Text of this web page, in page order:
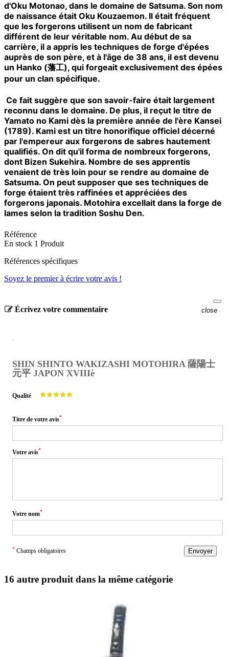
d'Oku Motonao, dans le domaine de Satsuma. Son nom
de naissance était Oku Kouzaemon. Il était fréquent
que les forgerons utilisent un nom de fabricant
différent de leur véritable nom. Au début de sa
carrière, il a appris les techniques de forge d'épées
auprès de son père, et à l'âge de 38 ans, il est devenu
un Hanko (藩工), qui forgeait exclusivement des épées
pour un clan spécifique.
Ce fait suggère que son savoir-faire était largement
reconnu dans le domaine. De plus, il reçut le titre de
Yamato no Kami dès la première année de l'ère Kansei
(1789). Kami est un titre honorifique officiel décerné
par l'empereur aux forgerons de sabres hautement
qualifiés. On dit qu'il forma de nombreux forgerons,
dont Bizen Sukehira. Nombre de ses apprentis
venaient de très loin pour se rendre au domaine de
Satsuma. On peut supposer que ses techniques de
forge étaient très raffinées et appréciées des
forgerons japonais. Motohira excellait dans la forge de
lames selon la tradition Soshu Den.
Référence
En stock 1 Produit
Références spécifiques
Soyez le premier à écrire votre avis !
Écrivez votre commentaire close
SHIN SHINTO WAKIZASHI MOTOHIRA 薩陽士
元平 JAPON XVIIIè
Qualité
Titre de votre avis*
Votre avis*
Votre nom*
* Champs obligatoires Envoyer
16 autre produit dans la même catégorie